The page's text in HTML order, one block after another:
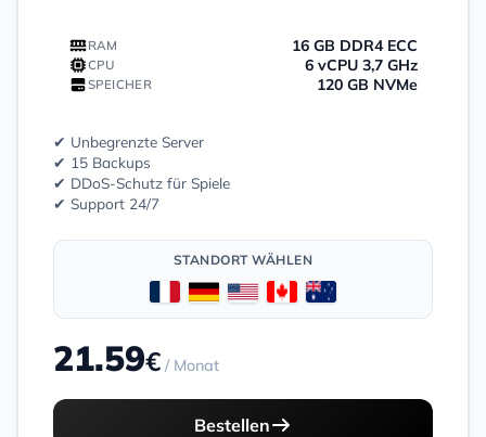
RAM 16 GB DDR4 ECC
CPU 6 vCPU 3,7 GHz
SPEICHER 120 GB NVMe
✔ Unbegrenzte Server
✔ 15 Backups
✔ DDoS-Schutz für Spiele
✔ Support 24/7
STANDORT WÄHLEN
21.59€ / Monat
Bestellen